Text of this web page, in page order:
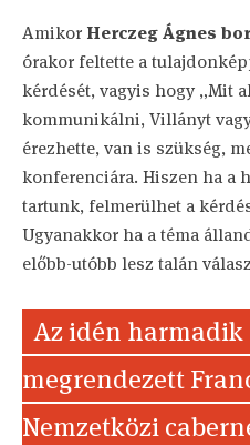
Amikor Herczeg Ágnes
órakor feltette a
kérdését, vagyis hogy „Mit
kommunikálni, Villányt
érezhette, van is szükség,
konferenciára. Hiszen ha a
tartunk, felmerülhet a
Ugyanakkor ha a téma
előbb-utóbb lesz talán
Az idén
megrendezett
Nemzetközi